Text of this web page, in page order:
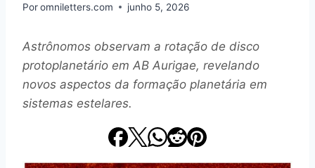
Poromniletters.com junho 5, 2026
Astrônomos observam a rotação de disco
protoplanetário em AB Aurigae, revelando
novos aspectos da formação planetária em
sistemas estelares.